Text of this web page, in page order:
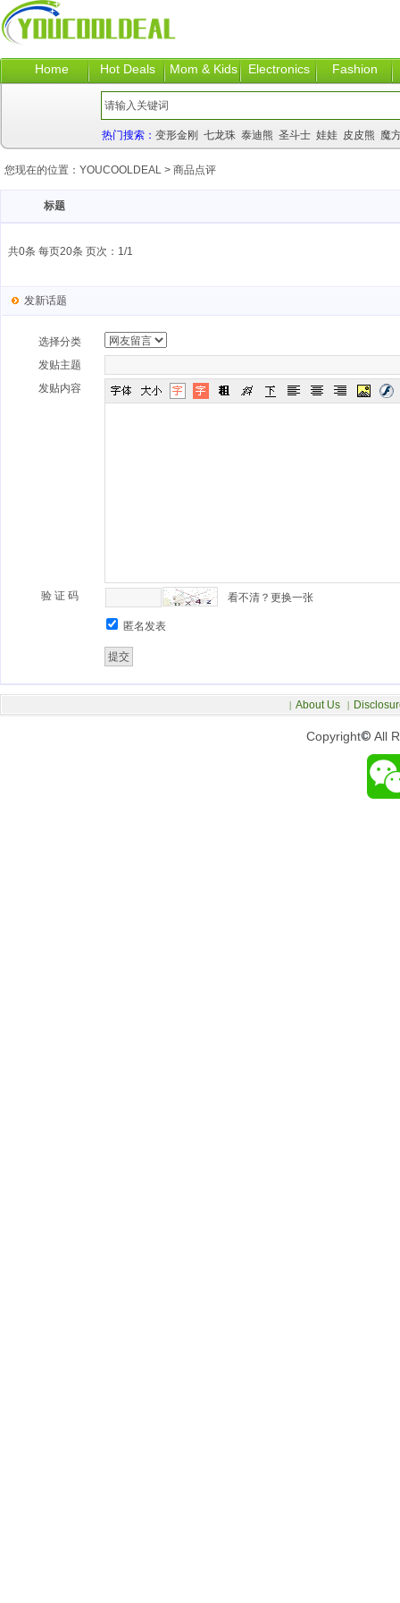
Home Hot Deals Mom & Kids Electronics Fashion
热门搜索： 变形金刚 七龙珠 泰迪熊 圣斗士 娃娃 皮皮熊 魔
您现在的位置： YOUCOOLDEAL > 商品点评
标题
共0条 每页20条 页次：1/1
发新话题
选择分类
发贴主题
发贴内容
验 证 码 看不清？更换一张
匿名发表
Copyright© All
| About Us |